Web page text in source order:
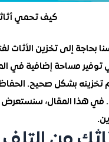
كيف تحمي
بحاجة إلى تخزين الأثاث
توفير مساحة إضافية في
تخزينه بشكل صحيح.
في هذا المقال،